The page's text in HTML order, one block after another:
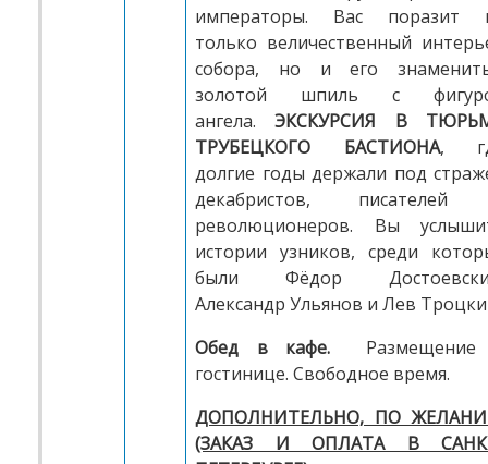
императоры. Вас поразит
только величественный
собора, но и его
золотой шпиль с
ангела.ЭКСКУРСИЯ В
ТРУБЕЦКОГО БАСТИОНА,
долгие годы держали под
декабристов,
революционеров. Вы
истории узников, среди
были Фёдор
Александр Ульянов и Лев
Обед в кафе.
гостинице. Свободное время.
ДОПОЛНИТЕЛЬНО, ПО
(ЗАКАЗ И ОПЛАТА В